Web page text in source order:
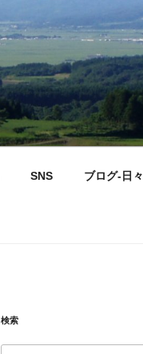
SNS ブログ-日
検索